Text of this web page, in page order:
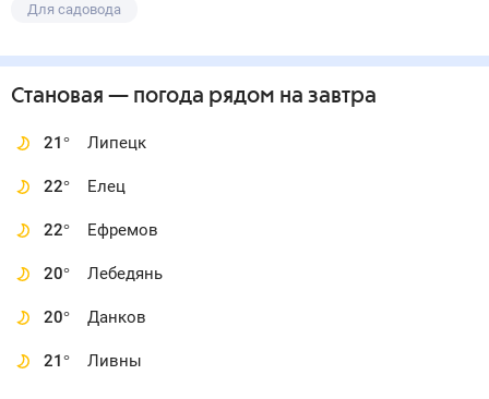
Для садовода
Становая — погода рядом на завтра
21° Липецк
22° Елец
22° Ефремов
20° Лебедянь
20° Данков
21° Ливны